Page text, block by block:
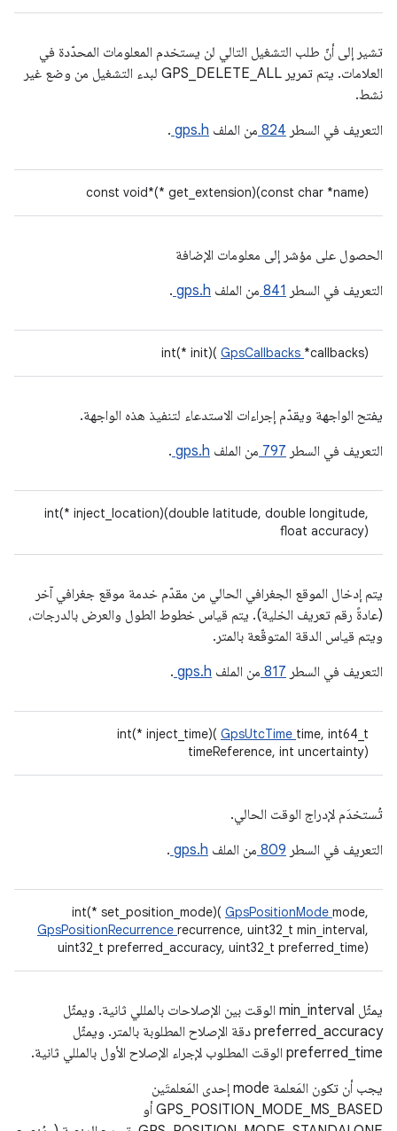
تشير إلى أنّ طلب التشغيل التالي لن يستخدم المعلومات المحدّدة في
العلامات. يتم تمرير GPS_DELETE_ALL لبدء التشغيل من وضع غير
نشط.
التعريف في السطر 824 من الملف gps.h
.
const void*(* get_extension)(const char *name)
الحصول على مؤشر إلى معلومات الإضافة
التعريف في السطر 841 من الملف gps.h
.
int(* init)( GpsCallbacks *callbacks)
يفتح الواجهة ويقدّم إجراءات الاستدعاء لتنفيذ هذه الواجهة.
التعريف في السطر 797 من الملف gps.h
.
int(* inject_location)(double latitude, double longitude,
float accuracy)
يتم إدخال الموقع الجغرافي الحالي من مقدّم خدمة موقع جغرافي آخر
(عادةً رقم تعريف الخلية). يتم قياس خطوط الطول والعرض بالدرجات،
ويتم قياس الدقة المتوقّعة بالمتر.
التعريف في السطر 817 من الملف gps.h
.
int(* inject_time)( GpsUtcTime time, int64_t
timeReference, int uncertainty)
تُستخدَم لإدراج الوقت الحالي.
التعريف في السطر 809 من الملف gps.h
.
int(* set_position_mode)( GpsPositionMode mode,
GpsPositionRecurrence recurrence, uint32_t min_interval,
uint32_t preferred_accuracy, uint32_t preferred_time)
يمثّل min_interval الوقت بين الإصلاحات بالمللي ثانية. ويمثّل
preferred_accuracy دقة الإصلاح المطلوبة بالمتر. ويمثّل
preferred_time الوقت المطلوب لإجراء الإصلاح الأول بالمللي ثانية.
يجب أن تكون المَعلمة mode إحدى المَعلمتَين
GPS_POSITION_MODE_MS_BASED أو